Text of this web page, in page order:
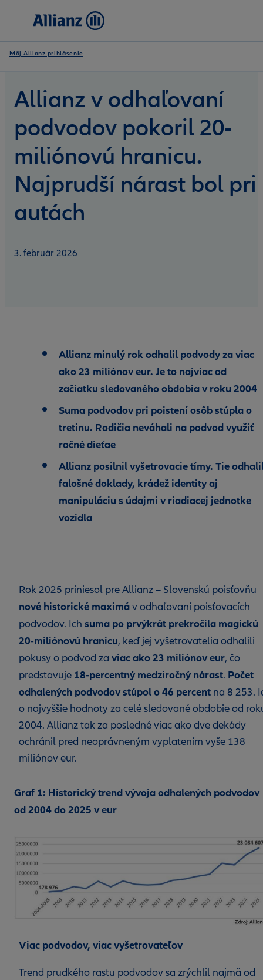
Môj Allianz prihlásenie
Allianz v odhaľovaní
podvodov pokoril 20-
miliónovú hranicu.
Najprudší nárast bol pri
autách
3. február 2026
Allianz minulý rok odhalil podvody za viac
ako 23 miliónov eur. Je to najviac od
začiatku sledovaného obdobia v roku 2004
Suma podvodov pri poistení osôb stúpla o
tretinu. Rodičia neváhali na podvod využiť
ročné dieťae
Allianz posilnil vyšetrovacie tímy. Tie
falošné doklady, krádež identity aj
manipuláciu s údajmi v riadiacej jednotke
vozidla
Rok 2025 priniesol pre Allianz – Slovenskú poisťovňu
nové historické maximáv odhaľovaní poisťovacích
podvodov. Ich suma po prvýkrát prekročila magickú
20-miliónovú hranicu, keď jej vyšetrovatelia odhalili
pokusy o podvod za viac ako 23 miliónov eur, čo
predstavuje 18-percentný medziročný nárast. Počet
odhalených podvodov stúpol o 46 percent na 8 253.
o najvyššie hodnoty za celé sledované obdobie od
2004. Allianz tak za posledné viac ako dve dekády
ochránil pred neoprávneným vyplatením vyše 138
miliónov eur.
Graf 1: Historický trend vývoja odhalených podvodov
od 2004 do 2025 v eur
Viac podvodov, viac vyšetrovateľov
Trend prudkého rastu podvodov sa zrýchlil najmä od